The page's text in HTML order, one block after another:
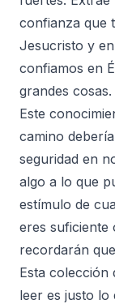
confianza que
Jesucristo y
confiamos en
grandes cosas.
Este
camino
seguridad en
algo a lo que
estímulo de
eres suficiente
recordarán
Esta colección
leer es justo lo